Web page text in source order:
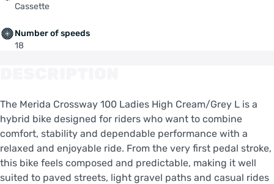
Cassette
Number of speeds
18
The Merida Crossway 100 Ladies High Cream/Grey L is a
hybrid bike designed for riders who want to combine
comfort, stability and dependable performance with a
relaxed and enjoyable ride. From the very first pedal stroke,
this bike feels composed and predictable, making it well
suited to paved streets, light gravel paths and casual rides